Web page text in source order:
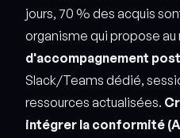
jours, 70 % des acquis
organisme qui propose au
d'accompagnement
Slack/Teams dédié,
ressources actualisées.
intégrer la conformité